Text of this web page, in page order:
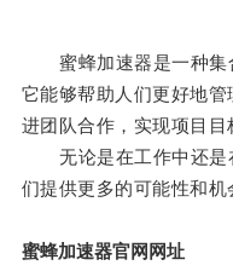
蜜蜂加速器是一种集
它能够帮助人们更好地
进团队合作，实现项目目
无论是在工作中还是
们提供更多的可能性和机
蜜蜂加速器官网网址